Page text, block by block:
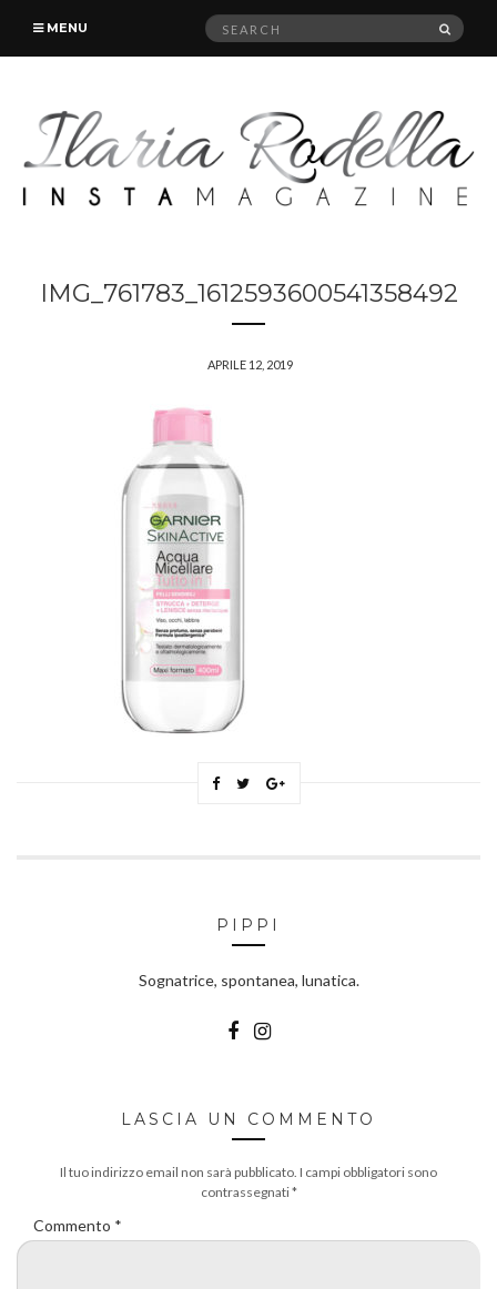
MENU
Search
IMG_761783_1612593600541358492
APRILE 12, 2019
PIPPI
Sognatrice, spontanea, lunatica.
LASCIA UN COMMENTO
Il tuo indirizzo email non sarà pubblicato. I campi obbligatori sono
contrassegnati*
Commento *